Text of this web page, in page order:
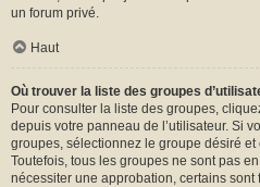
un forum privé.
Haut
Où trouver la liste des groupes
Pour consulter la liste des groupes,
depuis votre panneau de l’utilisateur. Si
groupes, sélectionnez le groupe désiré
Toutefois, tous les groupes ne sont pas
nécessiter une approbation, certains sont